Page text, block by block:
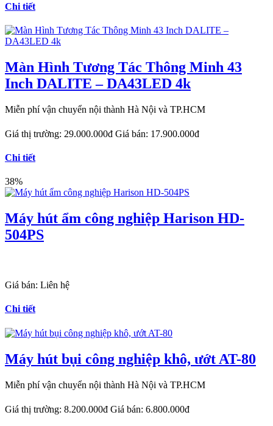
Chi tiết
Màn Hình Tương Tác Thông Minh 43
Inch DALITE – DA43LED 4k
Miễn phí vận chuyển nội thành Hà Nội và TP.HCM
Giá thị trường: 29.000.000đ Giá bán: 17.900.000đ
Chi tiết
38%
Máy hút ẩm công nghiệp Harison HD-
504PS
Giá bán: Liên hệ
Chi tiết
Máy hút bụi công nghiệp khô, ướt AT-80
Miễn phí vận chuyển nội thành Hà Nội và TP.HCM
Giá thị trường: 8.200.000đ Giá bán: 6.800.000đ